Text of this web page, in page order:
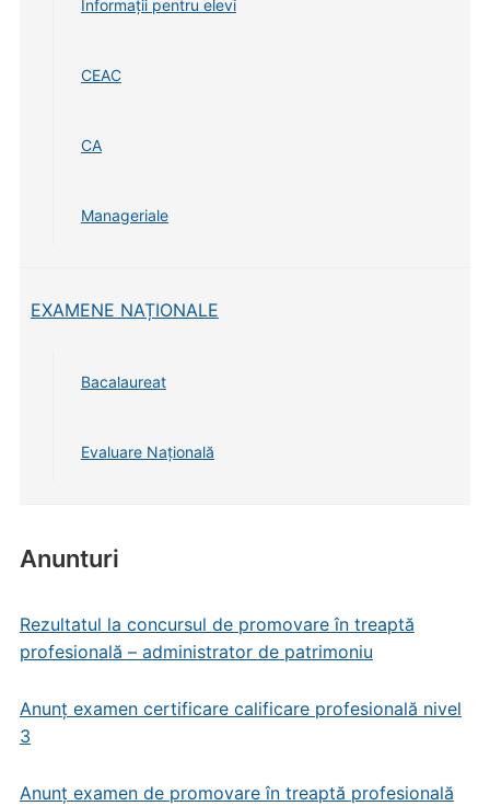
Informații pentru elevi
CEAC
CA
Manageriale
EXAMENE NAȚIONALE
Bacalaureat
Evaluare Națională
Anunturi
Rezultatul la concursul de promovare în treaptă
profesională – administrator de patrimoniu
Anunț examen certificare calificare profesională nivel
3
Anunț examen de promovare în treaptă profesională